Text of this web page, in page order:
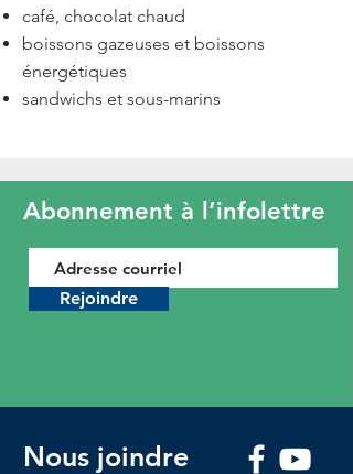
café, chocolat chaud
boissons gazeuses et boissons
énergétiques
sandwichs et sous-marins
Abonnement à l’infolettre
Rejoindre
Nous joindre